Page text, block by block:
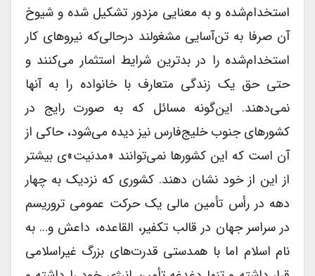
استخدام‌شده و به معنایی مزدور تشکیل شده و شیوخ
آن صرفا به تن‌آسایی مشغولند درحالی‌که نیروهای کار
استخدام‌شده را در بدترین شرایط استثمار می‌کنند و
حتی حق یک زندگی متعارف با خانواده را به آنها
نمی‌دهند. این‌گونه مسائل که به صورت رایج در
کشورهای جنوب خلیج‌فارس نیز دیده می‌شود، حاکی از
آن است که این کشورها نمی‌توانند «مدنیت»ی بیشتر
از این از خود نشان دهند. کشوری که نزدیک به چهار
دهه در رأس تأمین مالی یک حرکت عمومی تروریسم
در سراسر جهان در قالب تکفیر، القاعده، داعش و… به
نام اسلام اما با همدستی قدرت‌های بزرگ غیراسلامی